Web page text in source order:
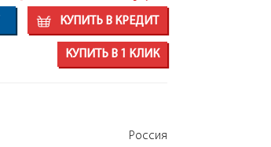
КУПИТЬ В КРЕДИТ
КУПИТЬ В 1 КЛИК
Россия